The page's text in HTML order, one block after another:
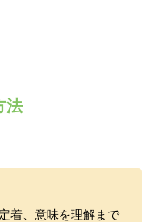
法
着、意味を理解まで